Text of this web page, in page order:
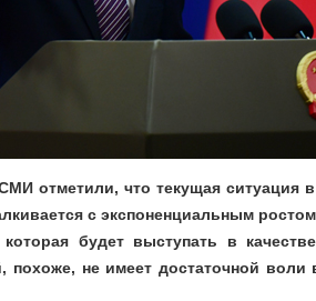
отметили, что текущая ситуация
с экспоненциальным
будет выступать в
похоже, не имеет достаточной воли